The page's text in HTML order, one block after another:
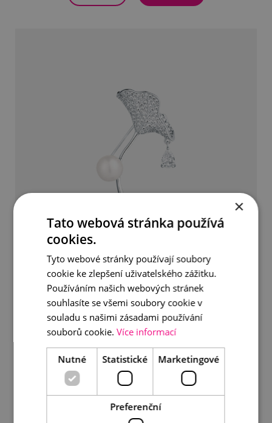
Brož gingko s pravou perlou
990 Kč
×
Tato webová stránka používá
cookies.
Tyto webové stránky používají soubory
cookie ke zlepšení uživatelského zážitku.
Používáním našich webových stránek
souhlasíte se všemi soubory cookie v
souladu s našimi zásadami používání
souborů cookie. Více informací
Nutné Statistické Marketingové
Preferenční